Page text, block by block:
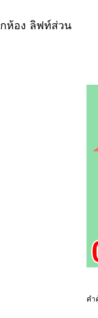
กห้อง ลิฟท์ส่วน
คำ